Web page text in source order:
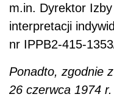
m.in. Dyrektor
interpretacji
nr IPPB2-415-
Ponadto, zgodnie
26 czerwca 1974